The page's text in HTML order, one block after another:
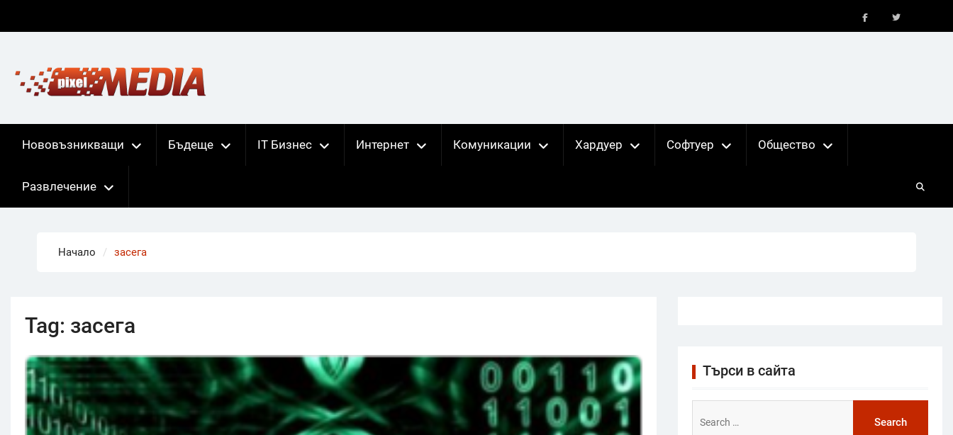
Нововъзникващи Бъдеще IT Бизнес Интернет Комуникации Хардуер Софтуер Общество
Развлечение
Начало засега
Tag: засега
Търси в сайта
for: